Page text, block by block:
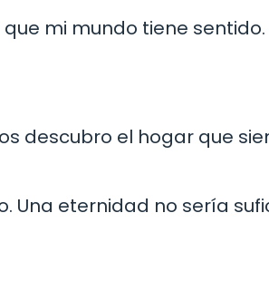
mi mundo tiene sentido.
descubro el hogar que
Una eternidad no sería